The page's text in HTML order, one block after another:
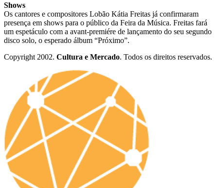
Shows
Os cantores e compositores Lobão Kátia Freitas já confirmaram
presença em shows para o público da Feira da Música. Freitas fará
um espetáculo com a avant-premiére de lançamento do seu segundo
disco solo, o esperado álbum “Próximo”.
Copyright 2002. Cultura e Mercado. Todos os direitos reservados.